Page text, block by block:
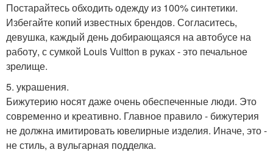
Постарайтесь обходить одежду из 100% синтетики.
Избегайте копий известных брендов. Согласитесь,
девушка, каждый день добирающаяся на автобусе на
работу, с сумкой Louis Vuitton в руках - это печальное
зрелище.
5. украшения.
Бижутерию носят даже очень обеспеченные люди. Это
современно и креативно. Главное правило - бижутерия
не должна имитировать ювелирные изделия. Иначе, это -
не стиль, а вульгарная подделка.